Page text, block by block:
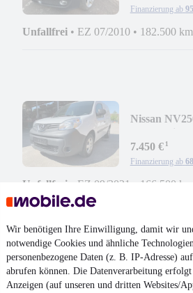
Wir benötigen Ihre Einwilligung, damit wir
notwendige Cookies und ähnliche
personenbezogene Daten (z. B. IP-Adresse)
abrufen können. Die Datenverarbeitung
Anzeigen (auf unseren und dritten Websites/
Finanzierung ab
Unfallfrei • EZ 07/2010 • 182.500 km
Nissan
7.450 €¹
Finanzierung ab
Unfallfrei EZ 09/2021 166.500 km
¹MwSt. ausweisbar